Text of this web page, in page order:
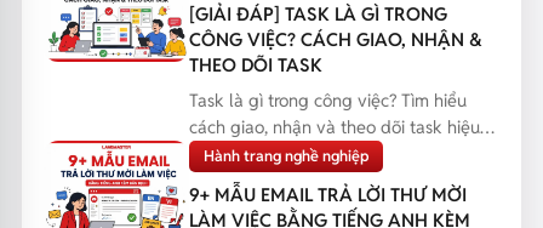
[GIẢI ĐÁP] TASK LÀ GÌ TRONG
CÔNG VIỆC? CÁCH GIAO, NHẬN &
THEO DÕI TASK
Task là gì trong công việc? Tìm hiểu
cách giao, nhận và theo dõi task hiệu
quả, giúp bạn q...
Hành trang nghề nghiệp
9+ MẪU EMAIL TRẢ LỜI THƯ MỜI
LÀM VIỆC BẰNG TIẾNG ANH KÈM